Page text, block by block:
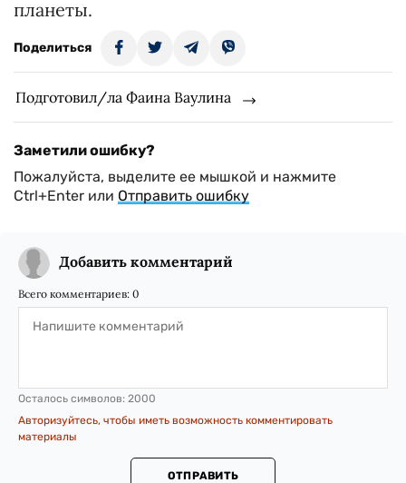
планеты.
Поделиться
Подготовил/ла Фаина Ваулина
Заметили ошибку?
Пожалуйста, выделите ее мышкой и нажмите
Ctrl+Enter или Отправить ошибку
Добавить комментарий
Всего комментариев: 0
Осталось символов: 2000
Авторизуйтесь, чтобы иметь возможность комментировать
материалы
ОТПРАВИТЬ